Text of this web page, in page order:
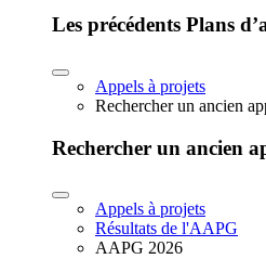
Les précédents Plans
Appels à projets
Rechercher un ancien
Rechercher un ancien
Appels à projets
Résultats de l'AAPG
AAPG 2026